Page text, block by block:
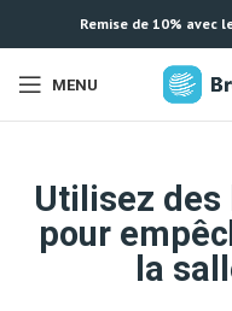
Remise de 10% avec
MENU
Utilisez
pour
la